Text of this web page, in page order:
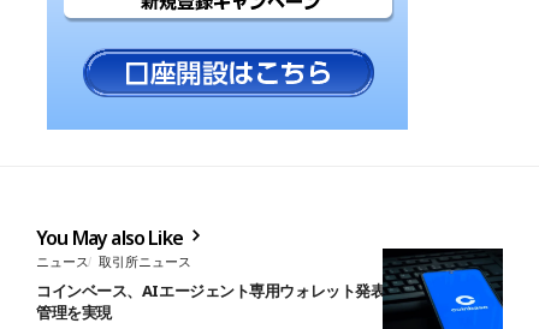
You May also Like
ニュース 取引所ニュース
コインベース、AIエージェント専用ウォレット発表──自律的な資金
管理を実現